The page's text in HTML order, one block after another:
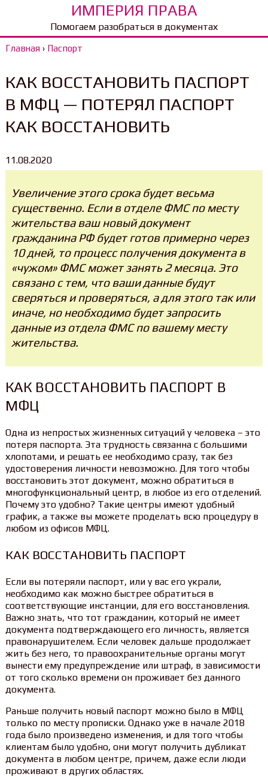
ИМПЕРИЯ ПРАВА
Помогаем разобраться в документах
Главная› Паспорт
КАК ВОССТАНОВИТЬ ПАСПОРТ
В МФЦ — ПОТЕРЯЛ ПАСПОРТ
КАК ВОССТАНОВИТЬ
11.08.2020
Увеличение этого срока будет весьма
существенно. Если в отделе ФМС по месту
жительства ваш новый документ
гражданина РФ будет готов примерно через
10 дней, то процесс получения документа в
«чужом» ФМС может занять 2 месяца. Это
связано с тем, что ваши данные будут
сверяться и проверяться, а для этого так или
иначе, но необходимо будет запросить
данные из отдела ФМС по вашему месту
жительства.
КАК ВОССТАНОВИТЬ ПАСПОРТ В
МФЦ
Одна из непростых жизненных ситуаций у человека – это
потеря паспорта. Эта трудность связанна с большими
хлопотами, и решать ее необходимо сразу, так без
удостоверения личности невозможно. Для того чтобы
восстановить этот документ, можно обратиться в
многофункциональный центр, в любое из его отделений.
Почему это удобно? Такие центры имеют удобный
график, а также вы можете проделать всю процедуру в
любом из офисов МФЦ.
КАК ВОССТАНОВИТЬ ПАСПОРТ
Если вы потеряли паспорт, или у вас его украли,
необходимо как можно быстрее обратиться в
соответствующие инстанции, для его восстановления.
Важно знать, что тот гражданин, который не имеет
документа подтверждающего его личность, является
правонарушителем. Если человек дальше продолжает
жить без него, то правоохранительные органы могут
вынести ему предупреждение или штраф, в зависимости
от того сколько времени он проживает без данного
документа.
Раньше получить новый паспорт можно было в МФЦ
только по месту прописки. Однако уже в начале 2018
года было произведено изменения, и для того чтобы
клиентам было удобно, они могут получить дубликат
документа в любом центре, причем, даже если люди
проживают в других областях.